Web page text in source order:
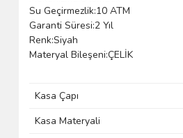
Su Geçirmezlik:10 ATM
Garanti Süresi:2 Yıl
Renk:Siyah
Materyal Bileşeni:ÇELİK
Kasa Çapı
Kasa Materyali